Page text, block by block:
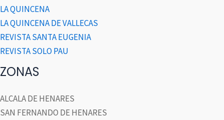
LA QUINCENA
LA QUINCENA DE VALLECAS
REVISTA SANTA EUGENIA
REVISTA SOLO PAU
ZONAS
ALCALA DE HENARES
SAN FERNANDO DE HENARES